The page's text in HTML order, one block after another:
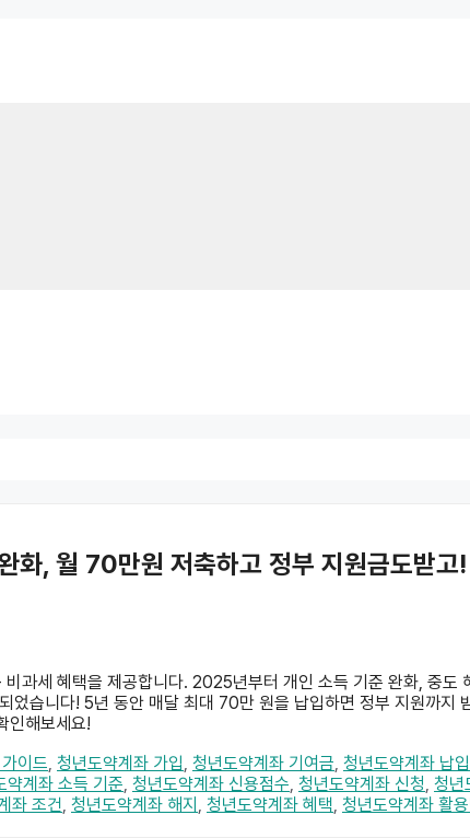
화, 월 70만원 저축하고 정부 지원금도받고!
과세 혜택을 제공합니다. 2025년부터 개인 소득 기준 완화, 중도
었습니다! 5년 동안 매달 최대 70만 원을 납입하면 정부 지원까지
인해보세요!
이드, 청년도약계좌 가입, 청년도약계좌 기여금, 청년도약계좌 납입
약계좌 소득 기준, 청년도약계좌 신용점수, 청년도약계좌 신청, 청년
좌 조건, 청년도약계좌 해지, 청년도약계좌 혜택, 청년도약계좌 활